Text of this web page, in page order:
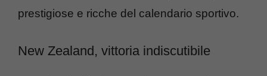
prestigiose e ricche del calendario sportivo.
New Zealand, vittoria indiscutibile